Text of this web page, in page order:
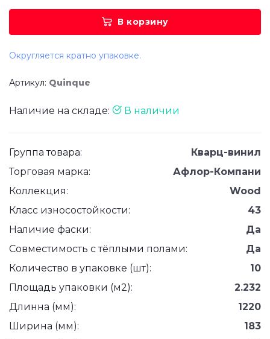
В корзину
Округляется кратно упаковке.
Артикул: Quinque
Наличие на складе: В наличии
Группа товара:
Кварц-винил
Торговая марка:
Афлор-Компани
Коллекция:
Wood
Класс износостойкости:
43
Наличие фаски:
Да
Совместимость с тёплыми полами:
Да
Количество в упаковке (шт):
10
Площадь упаковки (м2):
2.232
Длинна (мм):
1220
Ширина (мм):
183